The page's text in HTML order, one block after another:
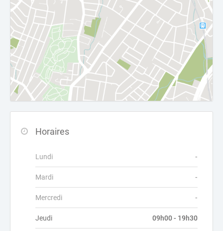
Horaires
Lundi -
Mardi -
Mercredi -
Jeudi 09h00 - 19h30